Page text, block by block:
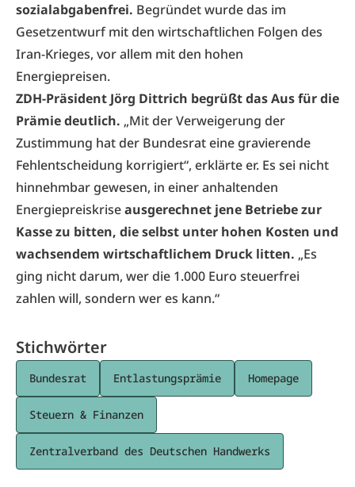
sozialabgabenfrei. Begründet wurde das im
Gesetzentwurf mit den wirtschaftlichen Folgen des
Iran-Krieges, vor allem mit den hohen
Energiepreisen.
ZDH-Präsident Jörg Dittrich begrüßt das Aus für die
Prämie deutlich. „Mit der Verweigerung der
Zustimmung hat der Bundesrat eine gravierende
Fehlentscheidung korrigiert“, erklärte er. Es sei nicht
hinnehmbar gewesen, in einer anhaltenden
Energiepreiskriseausgerechnet jene Betriebe zur
Kasse zu bitten, die selbst unter hohen Kosten und
wachsendem wirtschaftlichem Druck litten. „Es
ging nicht darum, wer die 1.000 Euro steuerfrei
zahlen will, sondern wer es kann.“
Stichwörter
Bundesrat Entlastungsprämie Homepage
Steuern & Finanzen
Zentralverband des Deutschen Handwerks